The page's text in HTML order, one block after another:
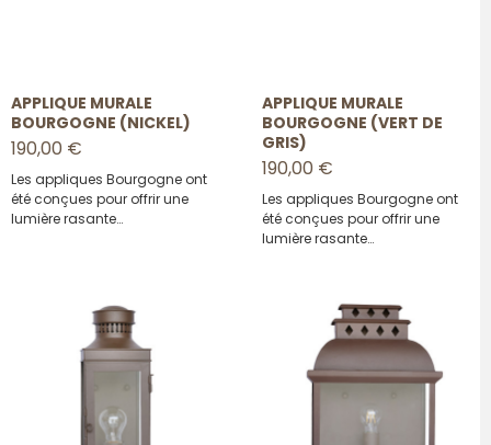
APPLIQUE MURALE
BOURGOGNE (NICKEL)
190,00 €
Les appliques Bourgogne ont
été conçues pour offrir une
lumière rasante…
APPLIQUE MURALE
BOURGOGNE (VERT DE
GRIS)
190,00 €
Les appliques Bourgogne ont
été conçues pour offrir une
lumière rasante…